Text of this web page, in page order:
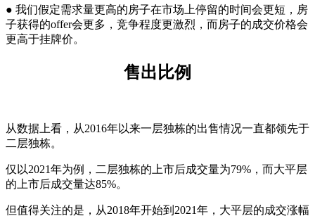
● 我们假定需求量更高的房子在市场上停留的时间会更短，房
子获得的offer会更多，竞争程度更激烈，而房子的成交价格会
更高于挂牌价。
售出比例
从数据上看，从2016年以来一层独栋的出售情况一直都领先于
二层独栋。
仅以2021年为例，二层独栋的上市后成交量为79%，而大平层
的上市后成交量达85%。
但值得关注的是，从2018年开始到2021年，大平层的成交涨幅